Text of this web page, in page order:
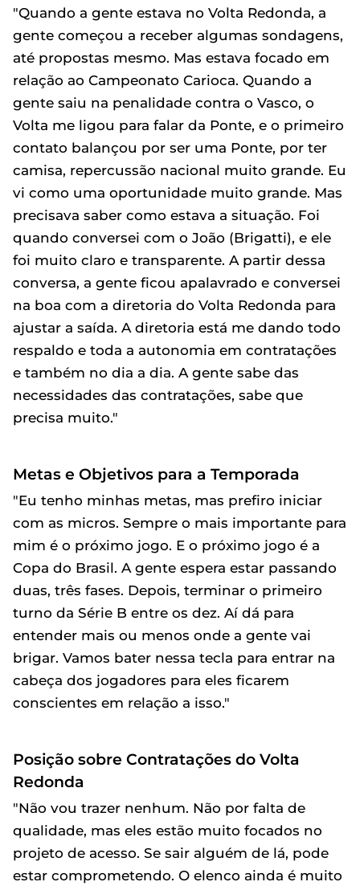
"Quando a gente estava no Volta Redonda, a
gente começou a receber algumas sondagens,
até propostas mesmo. Mas estava focado em
relação ao Campeonato Carioca. Quando a
gente saiu na penalidade contra o Vasco, o
Volta me ligou para falar da Ponte, e o primeiro
contato balançou por ser uma Ponte, por ter
camisa, repercussão nacional muito grande. Eu
vi como uma oportunidade muito grande. Mas
precisava saber como estava a situação. Foi
quando conversei com o João (Brigatti), e ele
foi muito claro e transparente. A partir dessa
conversa, a gente ficou apalavrado e conversei
na boa com a diretoria do Volta Redonda para
ajustar a saída. A diretoria está me dando todo
respaldo e toda a autonomia em contratações
e também no dia a dia. A gente sabe das
necessidades das contratações, sabe que
precisa muito."
Metas e Objetivos para a Temporada
"Eu tenho minhas metas, mas prefiro iniciar
com as micros. Sempre o mais importante para
mim é o próximo jogo. E o próximo jogo é a
Copa do Brasil. A gente espera estar passando
duas, três fases. Depois, terminar o primeiro
turno da Série B entre os dez. Aí dá para
entender mais ou menos onde a gente vai
brigar. Vamos bater nessa tecla para entrar na
cabeça dos jogadores para eles ficarem
conscientes em relação a isso."
Posição sobre Contratações do Volta
Redonda
"Não vou trazer nenhum. Não por falta de
qualidade, mas eles estão muito focados no
projeto de acesso. Se sair alguém de lá, pode
estar comprometendo. O elenco ainda é muito